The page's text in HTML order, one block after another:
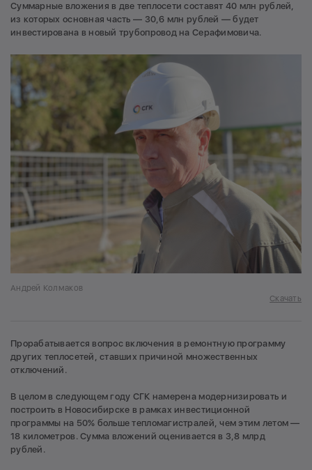
Суммарные вложения в две теплосети составят 40 млн рублей,
из которых основная часть — 30,6 млн рублей — будет
инвестирована в новый трубопровод на Серафимовича.
Андрей Колмаков
Скачать
Прорабатывается вопрос включения в ремонтную программу
других теплосетей, ставших причиной множественных
отключений.
В целом в следующем году СГК намерена модернизировать и
построить в Новосибирске в рамках инвестиционной
программы на 50% больше тепломагистралей, чем этим летом —
18 километров. Сумма вложений оценивается в 3,8 млрд
рублей.